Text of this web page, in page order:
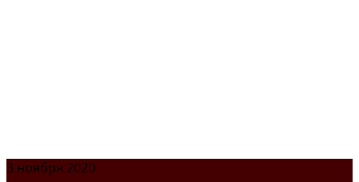
3 ноября 2020